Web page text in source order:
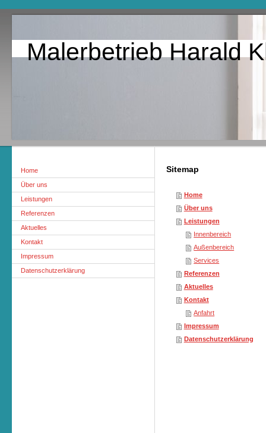
Malerbetrieb Harald
Home
Über uns
Leistungen
Referenzen
Aktuelles
Kontakt
Impressum
Datenschutzerklärung
Sitemap
Home
Über uns
Leistungen
Innenbereich
Außenbereich
Services
Referenzen
Aktuelles
Kontakt
Anfahrt
Impressum
Datenschutzerklärung